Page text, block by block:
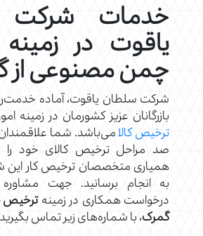
خدمات شرکت
یاقوت در
چمن مصنوعی از
شرکت سلطان یاقوت، آماده
بازرگانان عزیز کشورمان در زمینه
ترخیص کالامی‌باشد. شما علاقمندان
صد مراحل ترخیص کالای خود را
همیاری متخصصان ترخیص کار این
به انجام برسانید. جهت مشاوره
درخواست همکاری در زمینهترخیص
گمرک، با شماره‌های زیر تماس